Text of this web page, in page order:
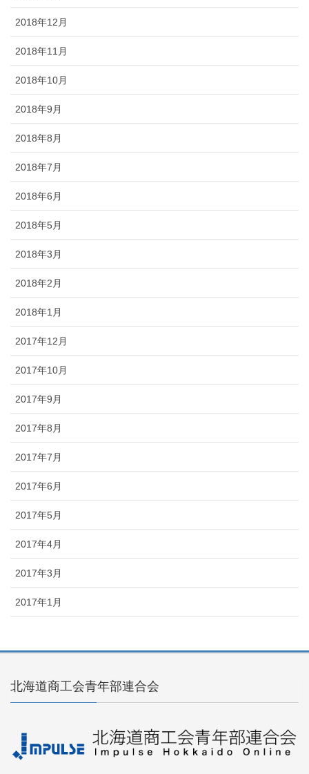
2018年12月
2018年11月
2018年10月
2018年9月
2018年8月
2018年7月
2018年6月
2018年5月
2018年3月
2018年2月
2018年1月
2017年12月
2017年10月
2017年9月
2017年8月
2017年7月
2017年6月
2017年5月
2017年4月
2017年3月
2017年1月
北海道商工会青年部連合会